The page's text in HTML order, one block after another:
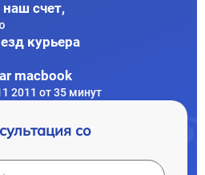
наш счет,
курьера
macbook
2011 от 35 минут
со